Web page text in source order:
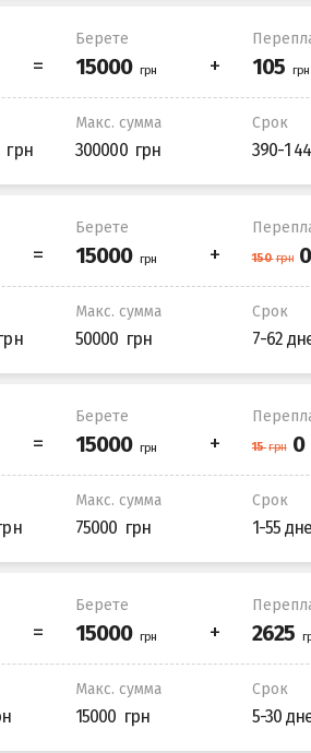
Берете
Макс. сумма
300000
Срок
390-1
Берете
Макс. сумма
50000
Срок
7-62
Берете
Макс. сумма
75000
Срок
1-55
Берете
Макс. сумма
15000
Срок
5-30